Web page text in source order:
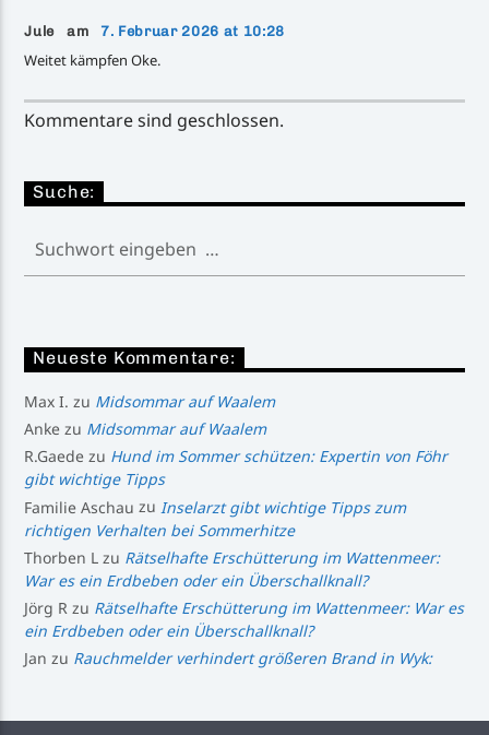
Jule am 7. Februar 2026 at 10:28
Weitet kämpfen Oke.
Kommentare sind geschlossen.
Suche:
Neueste Kommentare:
Max I. zu Midsommar auf Waalem
Anke zu Midsommar auf Waalem
R.Gaede zu Hund im Sommer schützen: Expertin von Föhr
gibt wichtige Tipps
Familie Aschau zu Inselarzt gibt wichtige Tipps zum
richtigen Verhalten bei Sommerhitze
Thorben L zu Rätselhafte Erschütterung im Wattenmeer:
War es ein Erdbeben oder ein Überschallknall?
Jörg R zu Rätselhafte Erschütterung im Wattenmeer: War es
ein Erdbeben oder ein Überschallknall?
Jan zu Rauchmelder verhindert größeren Brand in Wyk: